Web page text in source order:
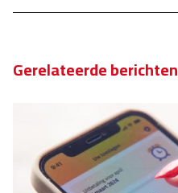
Gerelateerde berichten